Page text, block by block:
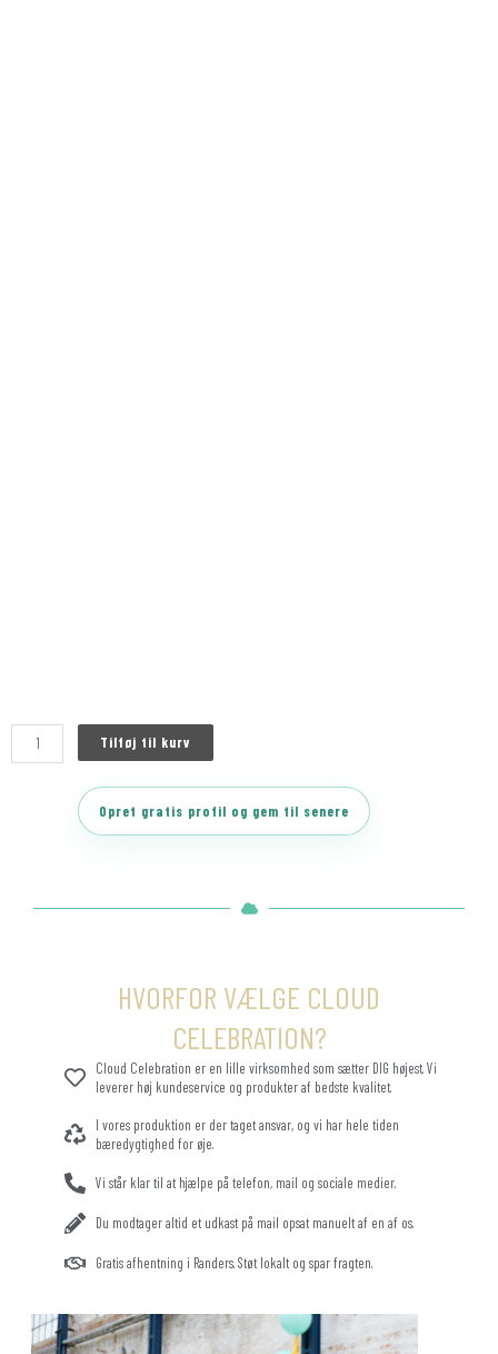
Tilføj til kurv
Opret gratis profil og gem til senere
HVORFOR VÆLGE CLOUD
CELEBRATION?
Cloud Celebration er en lille virksomhed som sætter DIG højest. Vi
leverer høj kundeservice og produkter af bedste kvalitet.
I vores produktion er der taget ansvar, og vi har hele tiden
bæredygtighed for øje.
Vi står klar til at hjælpe på telefon, mail og sociale medier.
Du modtager altid et udkast på mail opsat manuelt af en af os.
Gratis afhentning i Randers. Støt lokalt og spar fragten.